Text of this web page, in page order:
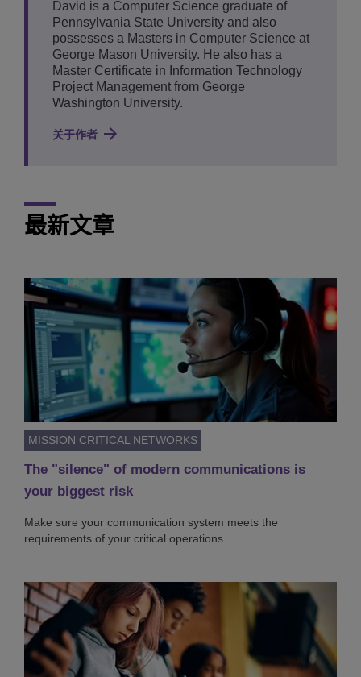
David is a Computer Science graduate of
Pennsylvania State University and also
possesses a Masters in Computer Science at
George Mason University. He also has a
Master Certificate in Information Technology
Project Management from George
Washington University.
关于作者
最新文章
MISSION CRITICAL NETWORKS
The "silence" of modern communications is
your biggest risk
Make sure your communication system meets the
requirements of your critical operations.